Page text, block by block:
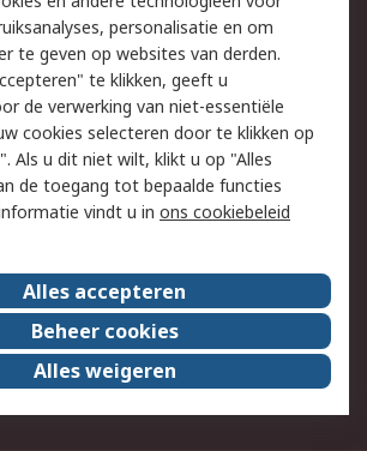
Email veiligheid
Websitevoorwaarden
Over ons
Werken bij RS
personalisatie en om
te geven op websites van derden.
te klikken, geeft u
de verwerking van niet-essentiële
cookies selecteren door te klikken op
Als u dit niet wilt, klikt u op "Alles
de toegang tot bepaalde functies
vindt u in ons cookiebeleid
Alles accepteren
Beheer cookies
Alles weigeren